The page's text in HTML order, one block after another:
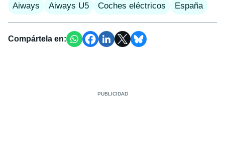
Aiways Aiways U5 Coches eléctricos España
Compártela en: